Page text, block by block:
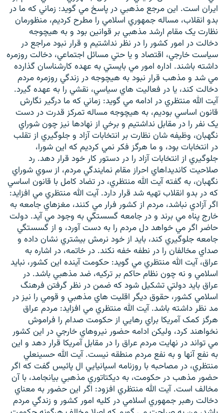
ايران است. اين مرجع مذهبي در پاسخ مي گويد: زماني که ما در
بدو انقلاب، مساله جمهوري اسلامي را مطرح کرديم، منظورمان
نظارت يک مقام ارشد مذهبي بر قوانين بود و به هيچوجه
دخالت در امور کشور را در نظر نداشتيم و قرار نبود مراجع در
سياست خارجي، اقتصاد و يا حتي مسائل اجتماعي، دخالت روزمره
داشته باشند. اداره امور مي بايستي به عهده کارشناسان گذارده
مي شد و مذهب قرار نبود به هيچوجه در زندگي روزمره مردم
دخالت کند، يا در فعاليت هاي سياسي، نقشي را به عهده گيرد.
آيت الله منتظري در ادامه مي گويد: زماني که ما درگير نگارش
قانون اساسي بوديم، به هيچوجه مساله تمرکز قدرت در دست
يک نفر را در مقابل نداشتيم و برخي از نهادها نيز چون شوراي
نگهبان، وظيفه شان نظارت بر انتخابات آزاد و جلوگيري از تقلب
در انتخابات بود، و ما هرگز فکر نمي کرديم که اين شورا،
جلوگيري از انتخابات آزاد را در دستور کار خود قرار دهد. رد
صلاحيت کانديداهاي احراز مقام نمايندگي مردم، از سوي شوراي
نگهبان، به گفته آيت الله منتظري، در تضاد کامل با قانون اساسي
که در بدو انقلاب تهيه شد قرار دارد. آيت الله منتظري مي افزايد:
اگر آزادي نباشد، مردم از کشور فرار مي کنند، مغزهاي جامعه به
خارج پناه مي برند و در جامعه گسستگي به وجود مي آيد. دولت
حاضر اگر مي خواهد دل مردم را به دست آورد، و از گسستگي
جامعه جلوگيري کند، بايد از خود نرمش بيشتري نشان داده و
صداي مخالفان را در نطفه خفه نکند. در خاتمه، در اشاره به
عراق، آيت الله منتظري مي گويد: حکومت آينده اين کشور، نبايد
اسلامي و نه چون نظام حاکم بر ترکيه، ضد مذهبي باشد. در
عراق بايد دولتي تشکيل شود که ضمن در نظر گرفتن فرهنگ
اسلامي کشور، حقوق ديگر اقليت هاي مذهبي و قومي را نيز در
مد نظر داشته باشد. آيت الله منتظري مي افزايد: مردم عراق
هرگز کمک آمريکا براي رهايي از حکومت صدام را فراموش
نخواهند کرد، وليکن ادامه حضور نيروهاي خارجي در اين کشور
مي تواند در نهايت مردم عراق را در مقابل آمريکا قرار دهد و اين
به نفع آنها و به نفع مردم منطقه نيست. آيت الله حسينعلي
منتظري، در مصاحبه با روزنامه اسپانيايي ال پائيس گفت که اگر
حضور مذهب در حکومت، به ديکتاتوري مذهبي بيانجامد، با آن
مخالف است. آيت الله منتظري افزود: اگر اين حضور به معناي
دخالت رهبر جمهوري اسلامي در کليه امور کشور و زندگي مردم